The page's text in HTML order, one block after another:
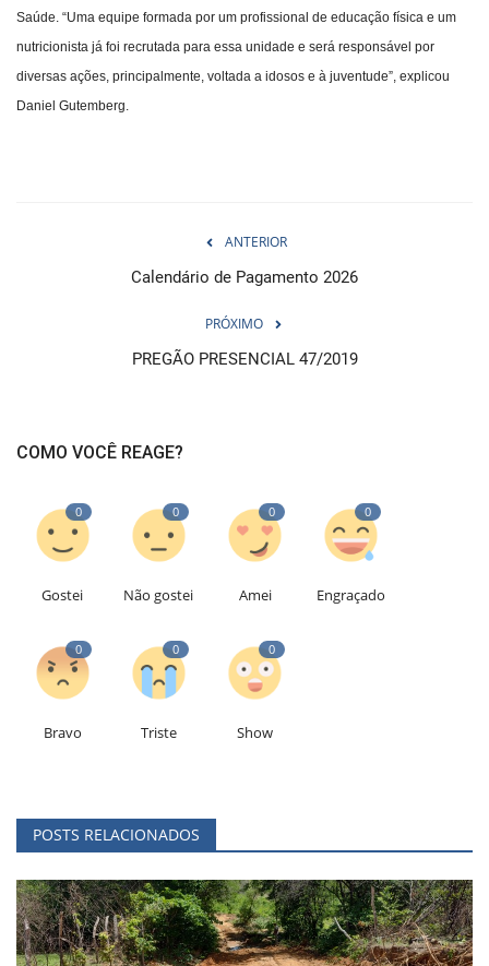
Saúde. “Uma equipe formada por um profissional de educação física e um
nutricionista já foi recrutada para essa unidade e será responsável por
diversas ações, principalmente, voltada a idosos e à juventude”, explicou
Daniel Gutemberg.
ANTERIOR
Calendário de Pagamento 2026
PRÓXIMO
PREGÃO PRESENCIAL 47/2019
COMO VOCÊ REAGE?
0
Gostei
0
Não gostei
0
Amei
0
Engraçado
0
Bravo
0
Triste
0
Show
POSTS RELACIONADOS